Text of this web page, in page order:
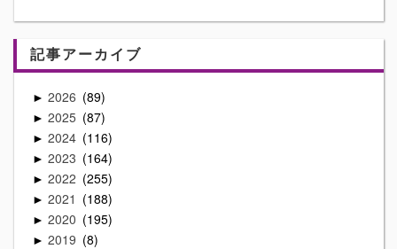
記事アーカイブ
► 2026 89
► 2025 87
► 2024 116
► 2023 164
► 2022 255
► 2021 188
► 2020 195
► 2019 8